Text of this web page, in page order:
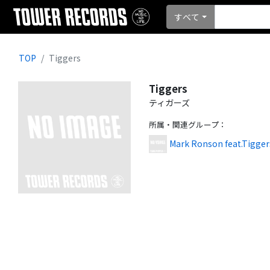
すべて
TOP Tiggers
Tiggers
ティガーズ
所属・関連グループ：
Mark Ronson